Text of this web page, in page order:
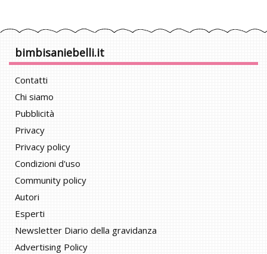
bimbisaniebelli.it
Contatti
Chi siamo
Pubblicità
Privacy
Privacy policy
Condizioni d'uso
Community policy
Autori
Esperti
Newsletter Diario della gravidanza
Advertising Policy